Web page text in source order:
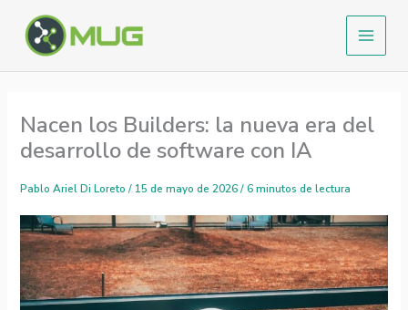
contenido
Nacen los Builders: la nueva era del
desarrollo de software con IA
Pablo Ariel Di Loreto / 15 de mayo de 2026/6 minutos de lectura